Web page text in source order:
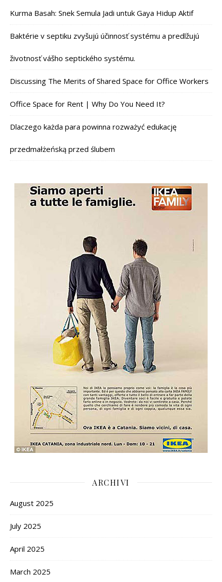
Kurma Basah: Snek Semula Jadi untuk Gaya Hidup Aktif
Baktérie v septiku zvyšujú účinnosť systému a predlžujú
životnosť vášho septického systému.
Discussing The Merits of Shared Space for Office Workers
Office Space for Rent | Why Do You Need It?
Dlaczego każda para powinna rozważyć edukację
przedmałżeńską przed ślubem
ARCHIVI
August 2025
July 2025
April 2025
March 2025